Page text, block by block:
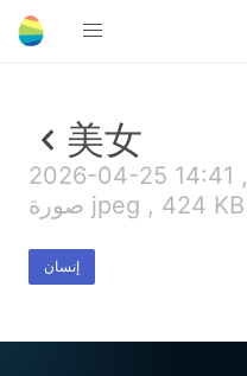
美女
2026-04-25 14:41 , خلفية
صورة jpeg , 424 KB
إنسان